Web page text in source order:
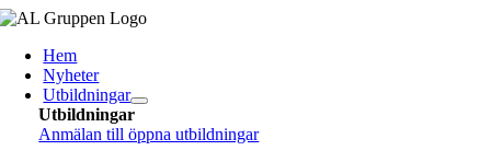
Fortsätt
innehållet
Hem
Nyheter
Utbildningar
Utbildningar
Anmälan till öppna utbildningar